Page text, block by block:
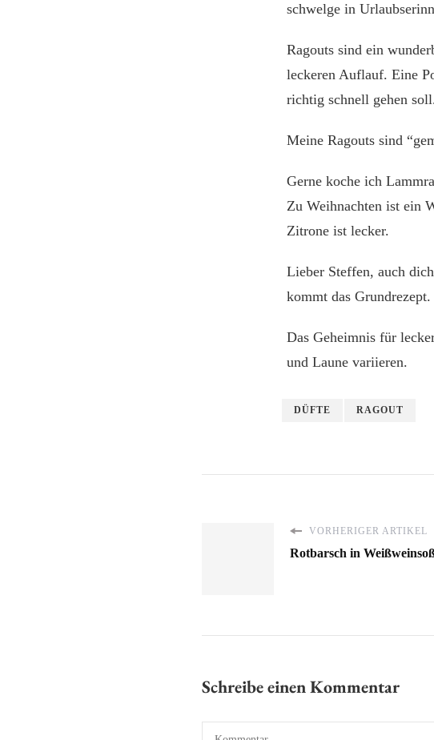
schwelge in
Ragouts sind ein
leckeren Auflauf. Eine
richtig schnell gehen
Meine Ragouts sind
Gerne koche ich
Zu Weihnachten ist ein
Zitrone ist lecker.
Lieber Steffen, auch
kommt das
Das Geheimnis für
und Laune variieren.
DÜFTE RAGOUT
VORHERIGER ARTIKEL
Rotbarsch in
Schreibe einen Kommentar